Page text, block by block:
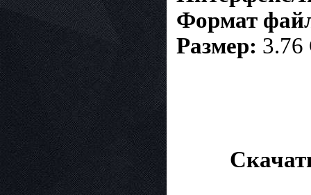
Формат
Размер: 3.76